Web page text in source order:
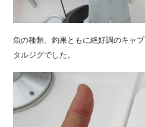
魚の種類、釣果ともに絶好調のキャ
タルジグでした。